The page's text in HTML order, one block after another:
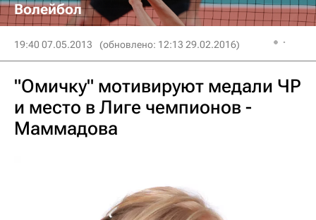
Волейбол
19:40 07.05.2013 (обновлено: 12:13 29.02.2016)
"Омичку" мотивируют медали ЧР
и место в Лиге чемпионов -
Маммадова